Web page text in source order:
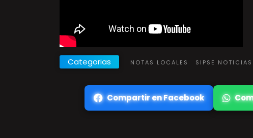
Categorias NOTAS LOCALES SIPSE
Compartir en Facebook